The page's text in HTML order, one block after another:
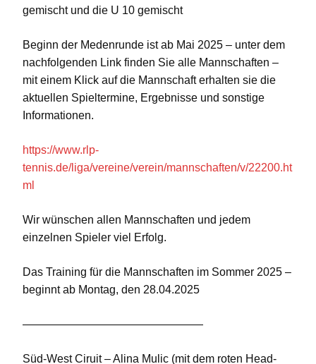
gemischt und die U 10 gemischt
Beginn der Medenrunde ist ab Mai 2025 – unter dem
nachfolgenden Link finden Sie alle Mannschaften –
mit einem Klick auf die Mannschaft erhalten sie die
aktuellen Spieltermine, Ergebnisse und sonstige
Informationen.
https://www.rlp-
tennis.de/liga/vereine/verein/mannschaften/v/22200.ht
ml
Wir wünschen allen Mannschaften und jedem
einzelnen Spieler viel Erfolg.
Das Training für die Mannschaften im Sommer 2025 –
beginnt ab Montag, den 28.04.2025
————————————————
Süd-West Ciruit – Alina Mulic (mit dem roten Head-